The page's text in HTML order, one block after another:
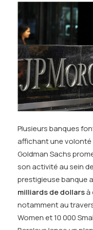
Plusieurs banques
affichant une volonté
Goldman Sachs
son activité au sein
prestigieuse banque
milliards de dollarsà
notamment au
Women et 10 000